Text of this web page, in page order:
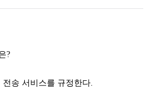
송 서비스를 규정한다.